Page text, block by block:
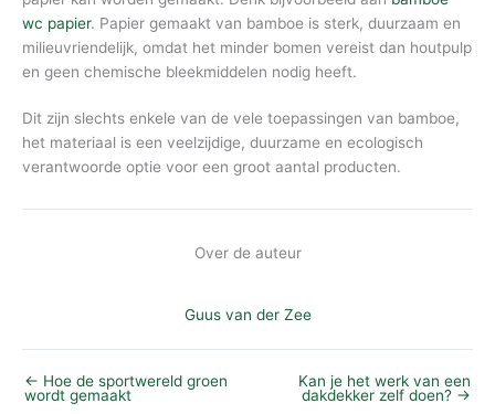
wc papier. Papier gemaakt van bamboe is sterk, duurzaam en
milieuvriendelijk, omdat het minder bomen vereist dan houtpulp
en geen chemische bleekmiddelen nodig heeft.
Dit zijn slechts enkele van de vele toepassingen van bamboe,
het materiaal is een veelzijdige, duurzame en ecologisch
verantwoorde optie voor een groot aantal producten.
Over de auteur
Guus van der Zee
← Hoe de sportwereld groen
wordt gemaakt
Kan je het werk van een
dakdekker zelf doen? →